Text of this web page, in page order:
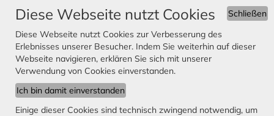
Schließen
Diese Webseite nutzt Cookies
Diese Webseite nutzt Cookies zur Verbesserung des
Erlebnisses unserer Besucher. Indem Sie weiterhin auf dieser
Webseite navigieren, erklären Sie sich mit unserer
Verwendung von Cookies einverstanden.
Einige dieser Cookies sind technisch zwingend notwendig, um